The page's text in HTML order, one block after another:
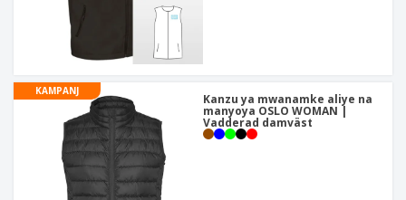
KAMPANJ
Kanzu ya mwanamke aliye na
manyoya OSLO WOMAN |
Vadderad damväst